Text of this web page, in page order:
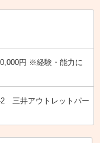
円 ※経験・能力に
2 三井アウトレットパー